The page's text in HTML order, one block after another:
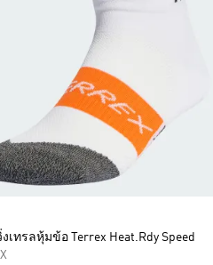
งเทรลหุ้มข้อ Terrex Heat.Rdy Speed